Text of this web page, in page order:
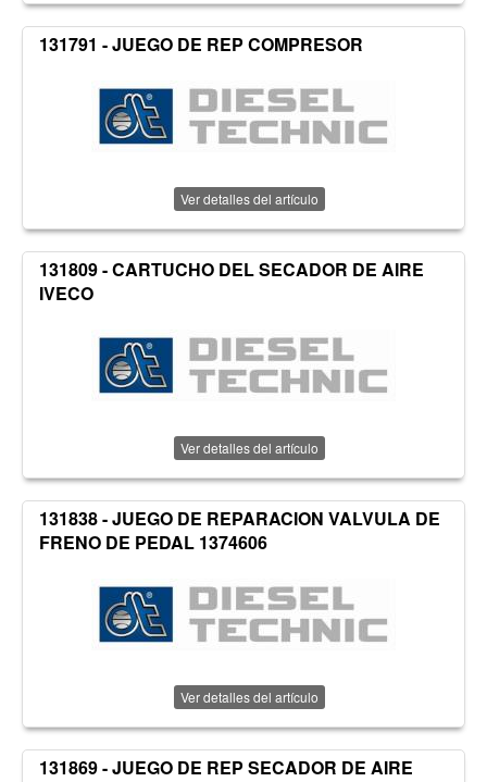
131791 - JUEGO DE REP COMPRESOR
Ver detalles del artículo
131809 - CARTUCHO DEL SECADOR DE AIRE
IVECO
Ver detalles del artículo
131838 - JUEGO DE REPARACION VALVULA DE
FRENO DE PEDAL 1374606
Ver detalles del artículo
131869 - JUEGO DE REP SECADOR DE AIRE